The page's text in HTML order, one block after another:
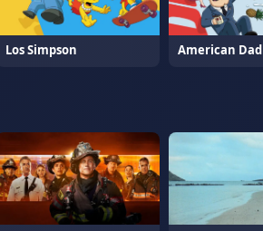
Los Simpson American Dad